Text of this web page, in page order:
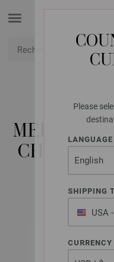
Please
LANGUAGE
SHIPPING
USA
of America
CURRENCY